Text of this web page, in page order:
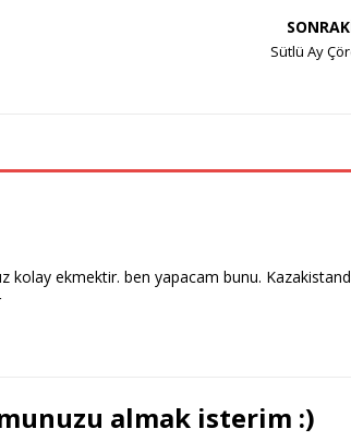
Sütlü Ay
kolay ekmektir. ben yapacam bunu.
almak isterim :)